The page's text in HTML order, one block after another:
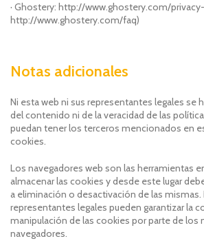
· Ghostery: http://www.ghostery.com/
http://www.ghostery.com/faq)
Notas adicionales
Ni esta web ni sus representantes legales se
del contenido ni de la veracidad de las
puedan tener los terceros mencionados en
cookies.
Los navegadores web son las herramientas
almacenar las cookies y desde este lugar
a eliminación o desactivación de las mismas.
representantes legales pueden garantizar la
manipulación de las cookies por parte de los
navegadores.